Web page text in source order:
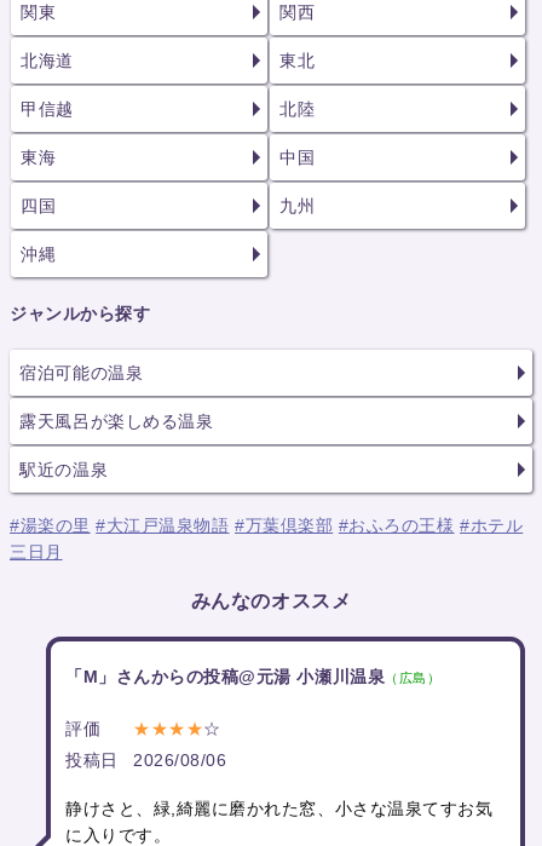
関東 関西
北海道 東北
甲信越 北陸
東海 中国
四国 九州
沖縄
ジャンルから探す
宿泊可能の温泉
露天風呂が楽しめる温泉
駅近の温泉
#湯楽の里 #大江戸温泉物語 #万葉倶楽部 #おふろの王様 #ホテル
三日月
みんなのオススメ
「M」さんからの投稿@元湯 小瀬川温泉 （広島）
評価 ★★★★☆
投稿日
2026/08/06
静けさと、緑,綺麗に磨かれた窓、小さな温泉てすお気
に入りです。